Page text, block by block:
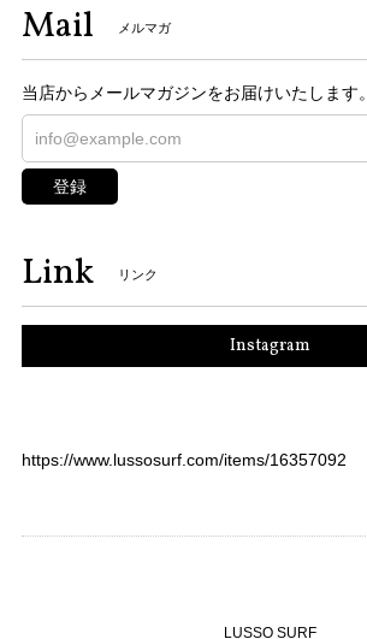
Mail メルマガ
当店からメールマガジンをお届けいたします。
登録
Link リンク
Instagram
https://www.lussosurf.com/items/16357092
LUSSO SURF